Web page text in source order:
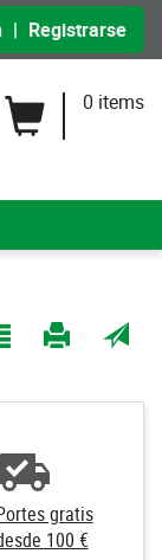
| Registrarse
0 items
gratis
100 €